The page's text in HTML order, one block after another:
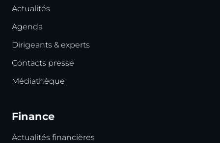
Actualités
Agenda
Dirigeants & experts
Contacts presse
Médiathèque
Finance
Actualités financières